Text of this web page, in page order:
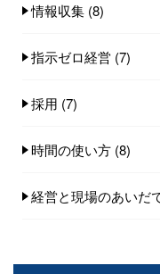
情報収集 (8)
指示ゼロ経営 (7)
採用 (7)
時間の使い方 (8)
経営と現場のあいだ